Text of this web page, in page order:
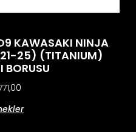
KAWASAKI NINJA
25) (TITANIUM)
BORUSU